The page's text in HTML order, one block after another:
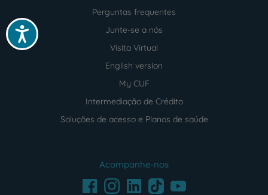
Acessibilidade
Perguntas frequentes
Junte-se a nós
Visita Virtual
English version
My CUF
Intermediação de Crédito
Soluções de acesso e Planos de saúde
Acompanhe-nos
FacebookInstagramLinkedInTikTokYoutube